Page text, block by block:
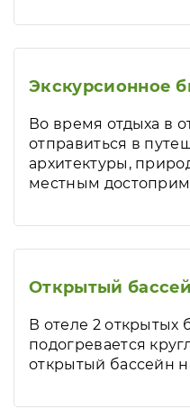
Экскурсионное
Во время отдыха в
отправиться в
архитектуры,
местным
Открытый
В отеле 2 открытых
подогревается
открытый бассейн